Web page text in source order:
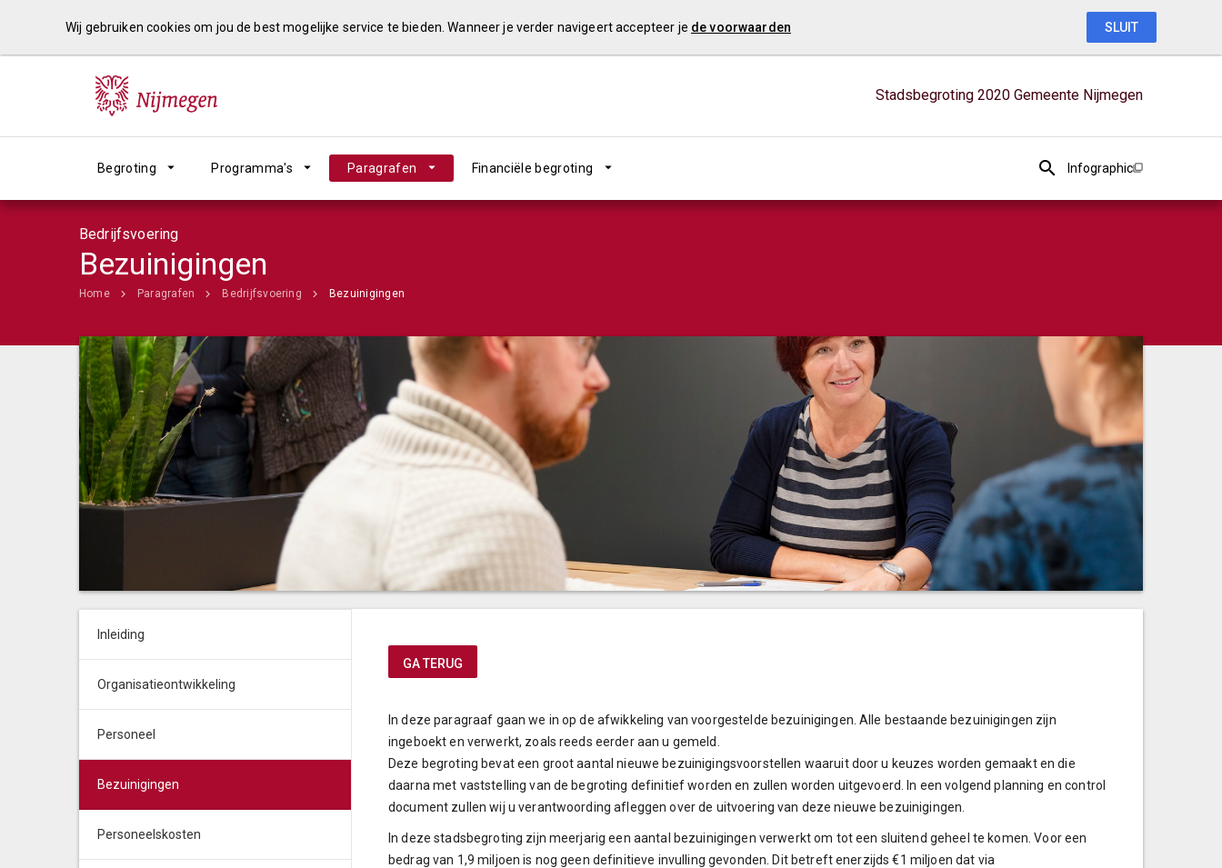
Stadsbegroting 2020 Gemeente Nijmegen
Begroting Programma's Paragrafen Financiële begroting Infographic
Bedrijfsvoering
Bezuinigingen
Home Paragrafen Bedrijfsvoering Bezuinigingen
In deze paragraaf gaan we in op de afwikkeling van voorgestelde bezuinigingen. Alle bestaande bezuinigingen zijn
ingeboekt en verwerkt, zoals reeds eerder aan u gemeld.
Deze begroting bevat een groot aantal nieuwe bezuinigingsvoorstellen waaruit door u keuzes worden gemaakt en die
daarna met vaststelling van de begroting definitief worden en zullen worden uitgevoerd. In een volgend planning en control
document zullen wij u verantwoording afleggen over de uitvoering van deze nieuwe bezuinigingen.
In deze stadsbegroting zijn meerjarig een aantal bezuinigingen verwerkt om tot een sluitend geheel te komen. Voor een
bedrag van 1,9 miljoen is nog geen definitieve invulling gevonden. Dit betreft enerzijds €1 miljoen dat via
Inleiding
Organisatieontwikkeling
Personeel
Bezuinigingen
Personeelskosten
GA TERUG
Wij gebruiken cookies om jou de best mogelijke service te bieden. Wanneer je verder navigeert accepteer je de voorwaarden SLUIT